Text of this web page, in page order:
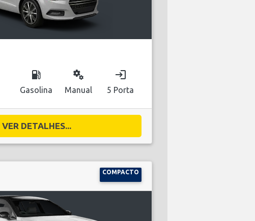
local_gas_station
Gasolina
miscellaneous_services
Manual
login
5 Porta
VER DETALHES...
COMPACTO